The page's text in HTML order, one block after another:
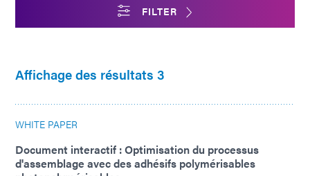
FILTER
Affichage des résultats 3
WHITE PAPER
Document interactif : Optimisation du processus
d'assemblage avec des adhésifs polymérisables